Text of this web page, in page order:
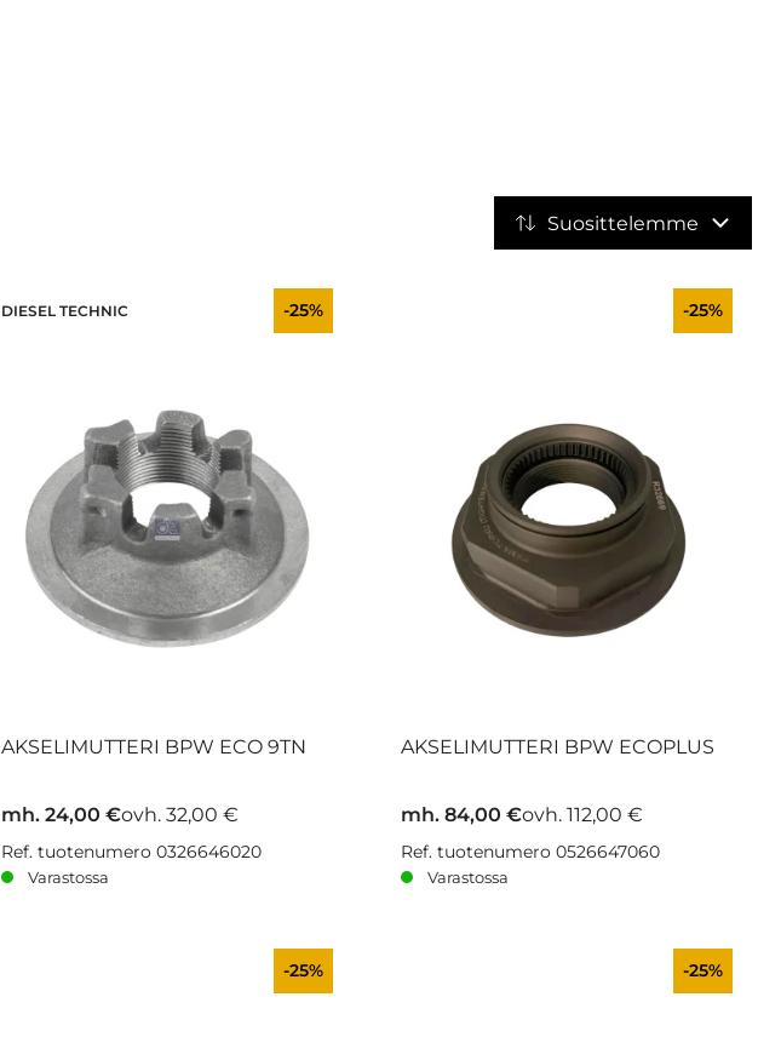
Suosittelemme
DIESEL TECHNIC -25%
AKSELIMUTTERI BPW ECO 9TN
mh. 24,00 €ovh. 32,00 €
Ref. tuotenumero 0326646020
Varastossa
-25%
AKSELIMUTTERI BPW ECOPLUS
mh. 84,00 €ovh. 112,00 €
Ref. tuotenumero 0526647060
Varastossa
-25% -25%